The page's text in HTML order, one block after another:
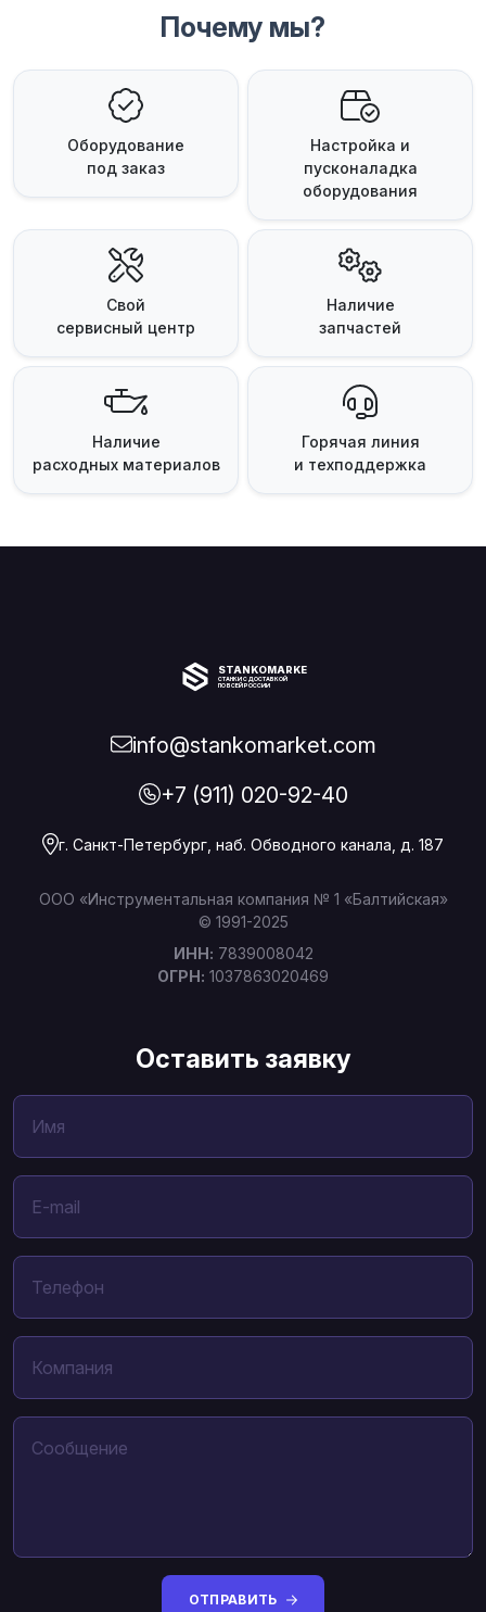
Почему мы?
Оборудование
под заказ
Настройка и
пусконаладка
оборудования
Свой
сервисный центр
Наличие
запчастей
Наличие
расходных материалов
Горячая линия
и техподдержка
STANKOMARKET
СТАНКИ С ДОСТАВКОЙ
ПО ВСЕЙ РОССИИ
info@stankomarket.com
+7 (911) 020-92-40
г. Санкт-Петербург, наб. Обводного канала, д. 187
ООО «Инструментальная компания № 1 «Балтийская»
© 1991-2025
ИНН: 7839008042
ОГРН: 1037863020469
Оставить заявку
ОТПРАВИТЬ